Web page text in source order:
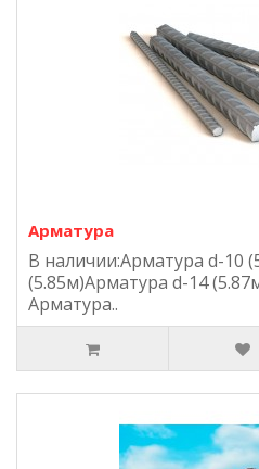
Арматура
В наличии:Арматура d-10
(5.85м)Арматура d-14
Арматура..